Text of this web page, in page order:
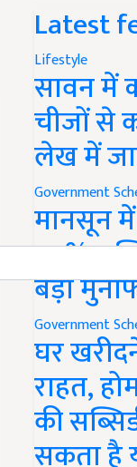
Latest
Lifestyle
सावन में
चीजों से
लेख में
Government
मानसून
50%
बड़ा
Government
घर
राहत,
की
सकता है